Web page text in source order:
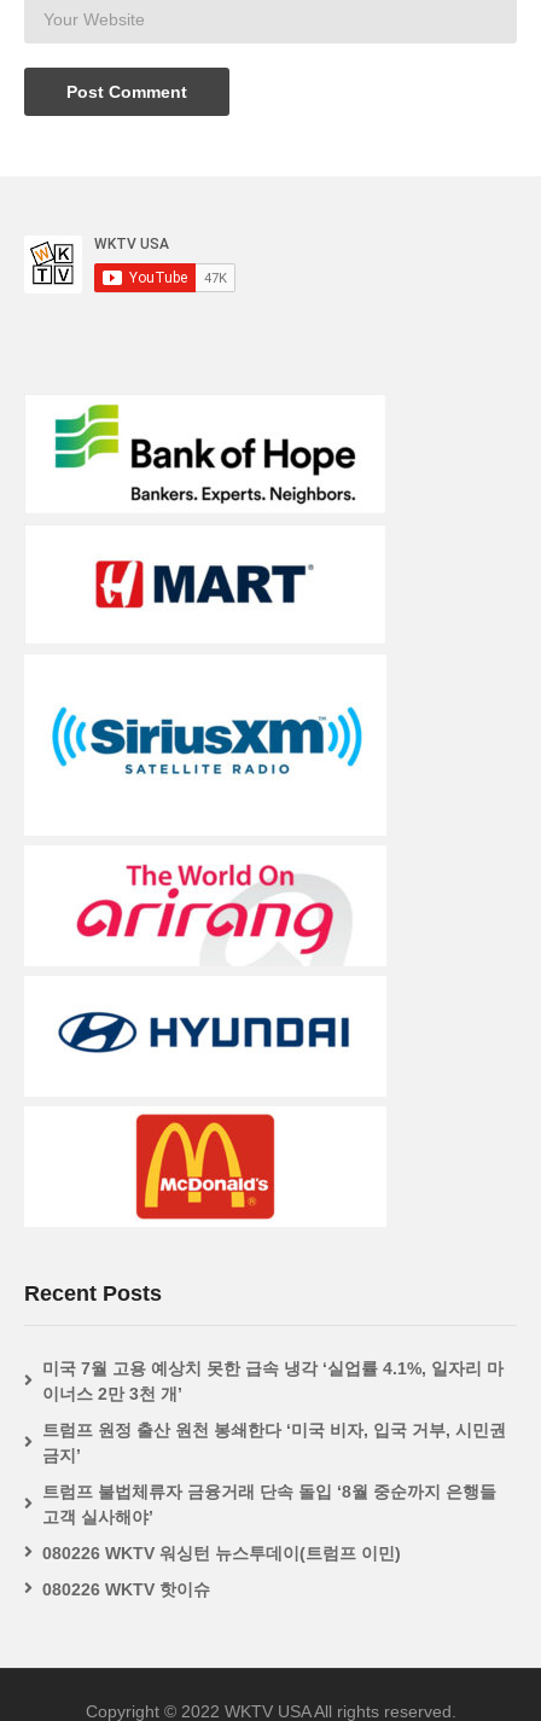
Recent Posts
미국 7월 고용 예상치 못한 급속 냉각 ‘실업률 4.1%, 일자리 마
이너스 2만 3천 개’
트럼프 원정 출산 원천 봉쇄한다 ‘미국 비자, 입국 거부, 시민권
금지’
트럼프 불법체류자 금융거래 단속 돌입 ‘8월 중순까지 은행들
고객 실사해야’
080226 WKTV 워싱턴 뉴스투데이(트럼프 이민)
080226 WKTV 핫이슈
Copyright © 2022 WKTV USA All rights reserved.